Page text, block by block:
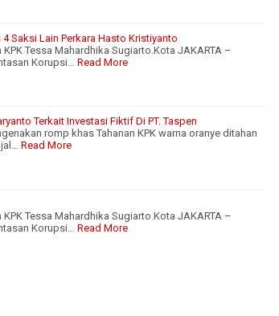
Saksi Lain Perkara Hasto Kristiyanto
Tessa Mahardhika Sugiarto.Kota JAKARTA –
Korupsi…
Read More
Terkait Investasi Fiktif Di PT. Taspen
romp khas Tahanan KPK warna oranye ditahan
Read More
Tessa Mahardhika Sugiarto.Kota JAKARTA –
Korupsi…
Read More